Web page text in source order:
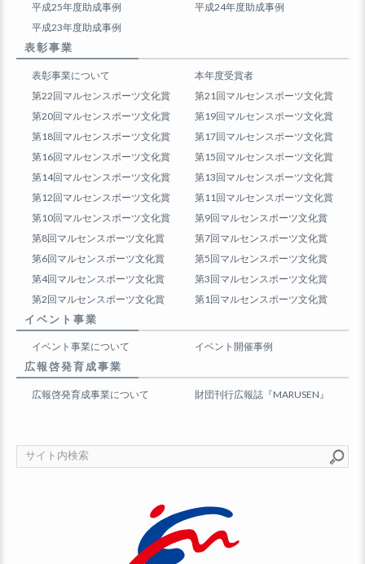
平成25年度助成事例
平成24年度助成事例
平成23年度助成事例
表彰事業
表彰事業について
本年度受賞者
第22回マルセンスポーツ文化賞
第21回マルセンスポーツ文化賞
第20回マルセンスポーツ文化賞
第19回マルセンスポーツ文化賞
第18回マルセンスポーツ文化賞
第17回マルセンスポーツ文化賞
第16回マルセンスポーツ文化賞
第15回マルセンスポーツ文化賞
第14回マルセンスポーツ文化賞
第13回マルセンスポーツ文化賞
第12回マルセンスポーツ文化賞
第11回マルセンスポーツ文化賞
第10回マルセンスポーツ文化賞
第9回マルセンスポーツ文化賞
第8回マルセンスポーツ文化賞
第7回マルセンスポーツ文化賞
第6回マルセンスポーツ文化賞
第5回マルセンスポーツ文化賞
第4回マルセンスポーツ文化賞
第3回マルセンスポーツ文化賞
第2回マルセンスポーツ文化賞
第1回マルセンスポーツ文化賞
イベント事業
イベント事業について イベント開催事例
広報啓発育成事業
広報啓発育成事業について 財団刊行広報誌『MARUSEN』